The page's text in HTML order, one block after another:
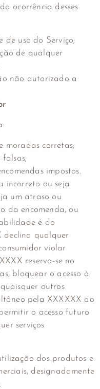
ocorrência desses
de uso do Serviço;
de qualquer
não autorizado a
moradas corretas;
impostos.
incorreto ou seja
um atraso ou
da encomenda, ou
é do
declina qualquer
violar
reserva-se no
bloquear o acesso à
outros
pela XXXXXX ao
o acesso futuro
serviços
dos produtos e
designadamente